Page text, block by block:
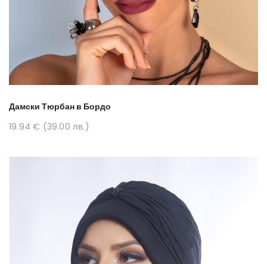
Дамски Тюрбан в Бордо
19.94 € (39.00 лв.)